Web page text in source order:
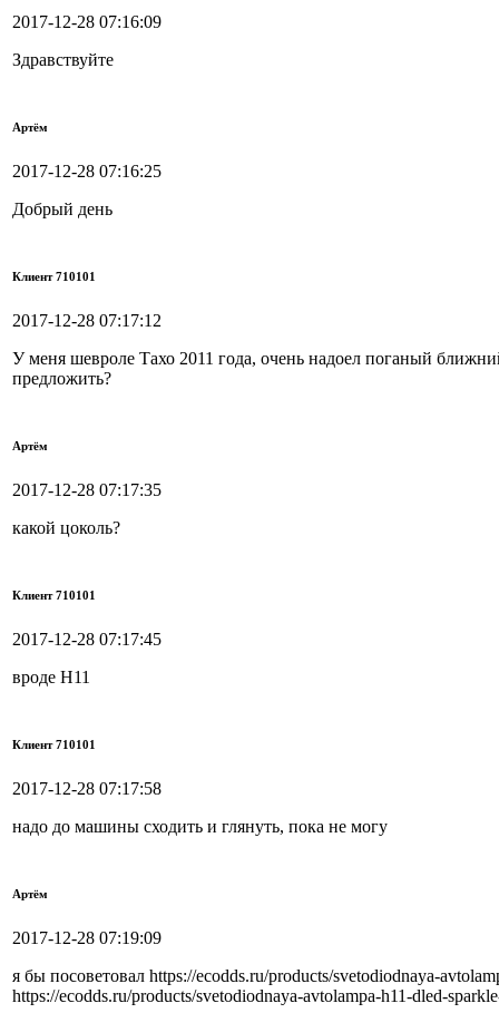
2017-12-28 07:16:09
Здравствуйте
Артём
2017-12-28 07:16:25
Добрый день
Клиент 710101
2017-12-28 07:17:12
У меня шевроле Тахо 2011 года, очень надоел поганый
предложить?
Артём
2017-12-28 07:17:35
какой цоколь?
Клиент 710101
2017-12-28 07:17:45
вроде H11
Клиент 710101
2017-12-28 07:17:58
надо до машины сходить и глянуть, пока не могу
Артём
2017-12-28 07:19:09
я бы посоветовал https://ecodds.ru/products/svetodiodnaya-
https://ecodds.ru/products/svetodiodnaya-avtolampa-h11-dled-